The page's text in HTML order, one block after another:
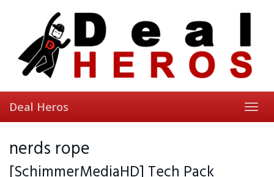
Deal Heros
nerds rope